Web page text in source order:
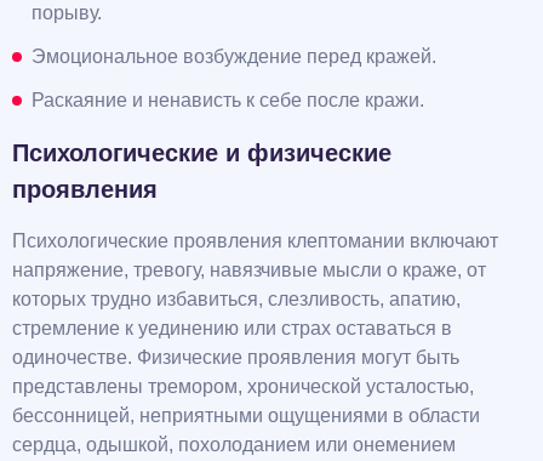
порыву.
Эмоциональное возбуждение перед кражей.
Раскаяние и ненависть к себе после кражи.
Психологические и физические
проявления
Психологические проявления клептомании включают
напряжение, тревогу, навязчивые мысли о краже, от
которых трудно избавиться, слезливость, апатию,
стремление к уединению или страх оставаться в
одиночестве. Физические проявления могут быть
представлены тремором, хронической усталостью,
бессонницей, неприятными ощущениями в области
сердца, одышкой, похолоданием или онемением